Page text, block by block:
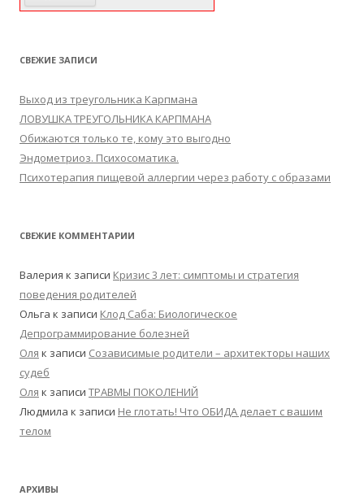
СВЕЖИЕ ЗАПИСИ
Выход из треугольника Карпмана
ЛОВУШКА ТРЕУГОЛЬНИКА КАРПМАНА
Обижаются только те, кому это выгодно
Эндометриоз. Психосоматика.
Психотерапия пищевой аллергии через работу с образами
СВЕЖИЕ КОММЕНТАРИИ
Валерия к записи Кризис 3 лет: симптомы и стратегия
поведения родителей
Ольга к записи Клод Саба: Биологическое
Депрограммирование болезней
Оля к записи Созависимые родители – архитекторы наших
судеб
Оля к записи ТРАВМЫ ПОКОЛЕНИЙ
Людмила к записи Не глотать! Что ОБИДА делает с вашим
телом
АРХИВЫ